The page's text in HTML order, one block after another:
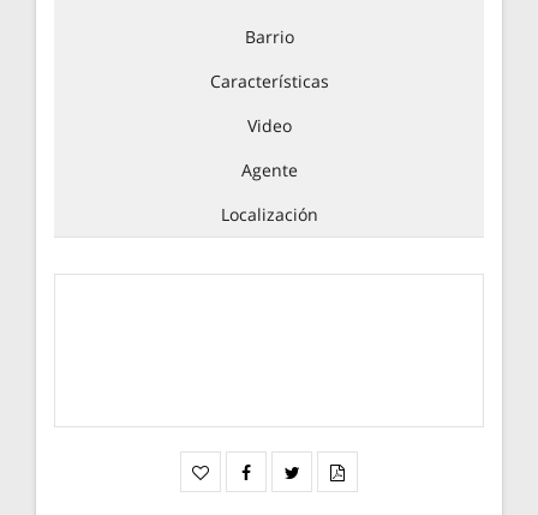
Barrio
Características
Video
Agente
Localización